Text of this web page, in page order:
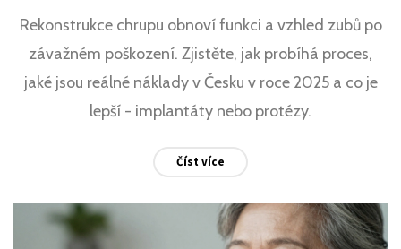
Rekonstrukce chrupu obnoví funkci a vzhled zubů po
závažném poškození. Zjistěte, jak probíhá proces,
jaké jsou reálné náklady v Česku v roce 2025 a co je
lepší - implantáty nebo protézy.
Číst více